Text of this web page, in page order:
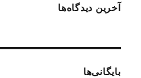
آخرین دیدگاه‌ها
بایگانی‌ها